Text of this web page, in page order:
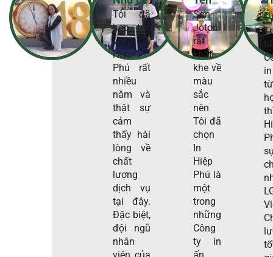
Tôi đã
hợp tác
với In
Hiệp
Phú rất
nhiều
năm và
thật sự
cảm
thấy hài
lòng về
chất
lượng
dịch vụ
tại đây.
Đặc biệt,
đội ngũ
nhân
Sơn
Joton
rất
khắt
khe về
màu
sắc
nên
Tôi đã
chọn
In
Hiệp
Phú là
một
trong
những
Công
ty in